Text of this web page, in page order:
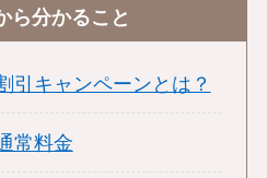
ら分かること
引キャンペーンとは？
常料金